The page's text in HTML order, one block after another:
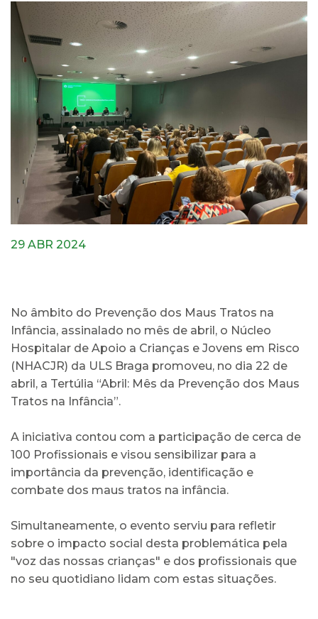
29 ABR 2024
No âmbito do Prevenção dos Maus Tratos na
Infância, assinalado no mês de abril, o Núcleo
Hospitalar de Apoio a Crianças e Jovens em Risco
(NHACJR) da ULS Braga promoveu, no dia 22 de
abril, a Tertúlia “Abril: Mês da Prevenção dos Maus
Tratos na Infância”.
A iniciativa contou com a participação de cerca de
100 Profissionais e visou sensibilizar para a
importância da prevenção, identificação e
combate dos maus tratos na infância.
Simultaneamente, o evento serviu para refletir
sobre o impacto social desta problemática pela
"voz das nossas crianças" e dos profissionais que
no seu quotidiano lidam com estas situações.